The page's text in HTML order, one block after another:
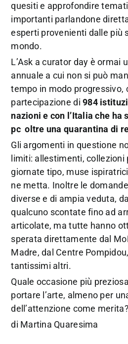
quesiti e approfondire
importanti parlandone
esperti provenienti dalle più
mondo.
L’Ask a curator day è ormai
annuale a cui non si può
tempo in modo progressivo,
partecipazione di984
nazioni e con l’Italia che ha
pc oltre una quarantina di
Gli argomenti in questione
limiti: allestimenti, collezioni
giornate tipo, muse
ne metta. Inoltre le
diverse e di ampia veduta,
qualcuno scontate fino ad
articolate, ma tutte hanno
sperata direttamente dal
Madre, dal Centre
tantissimi altri.
Quale occasione più
portare l’arte, almeno per
dell’attenzione come merita?
di Martina Quaresima